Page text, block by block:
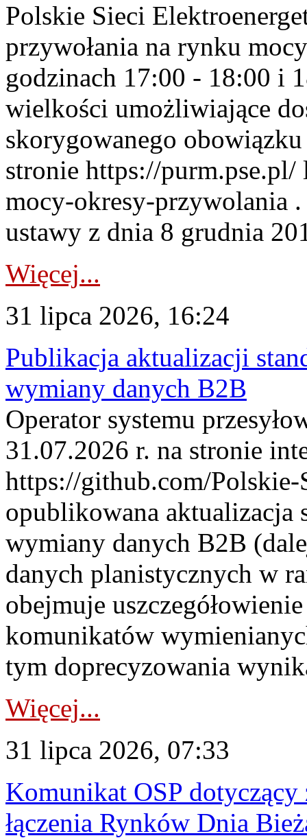
Polskie Sieci
przywołania na rynku
godzinach 17:00 - 18:00 i
wielkości umożliwiające
skorygowanego
stronie https://
mocy-okresy-przywolania
ustawy z dnia 8 grudnia
Więcej...
31 lipca 2026, 16:24
Publikacja aktualizacji
wymiany danych B2B
Operator systemu
31.07.2026 r. na stronie
https://github.com/Polskie-
opublikowana aktualizacja
wymiany danych B2B
danych planistycznych w
obejmuje
komunikatów
tym doprecyzowania
Więcej...
31 lipca 2026, 07:33
Komunikat OSP dotyczący
łączenia Rynków Dnia